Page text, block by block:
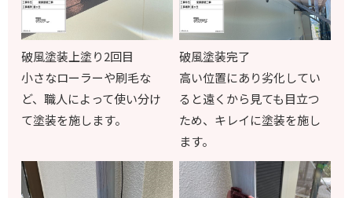
破風塗装上塗り2回目
小さなローラーや刷毛な
ど、職人によって使い分け
て塗装を施します。
破風塗装完了
高い位置にあり劣化してい
ると遠くから見ても目立つ
ため、キレイに塗装を施し
ます。